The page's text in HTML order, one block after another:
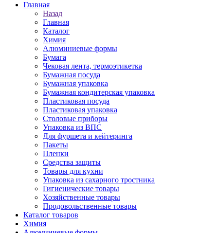
Главная
Назад
Главная
Каталог
Химия
Алюминиевые формы
Бумага
Чековая лента, термоэтикетка
Бумажная посуда
Бумажная упаковка
Бумажная кондитерская упаковка
Пластиковая посуда
Пластиковая упаковка
Столовые приборы
Упаковка из ВПС
Для фуршета и кейтеринга
Пакеты
Пленки
Средства защиты
Товары для кухни
Упаковка из сахарного тростника
Гигиенические товары
Хозяйственные товары
Продовольственные товары
Каталог товаров
Химия